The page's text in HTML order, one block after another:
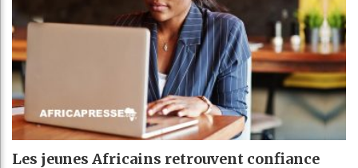
Les jeunes Africains retrouvent confiance